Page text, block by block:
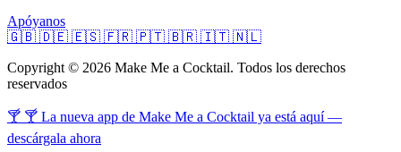
Apóyanos
🇬🇧 🇩🇪 🇪🇸 🇫🇷 🇵🇹 🇧🇷 🇮🇹 🇳🇱
Copyright © 2026 Make Me a Cocktail. Todos los derechos
reservados
🍸 🍸 La nueva app de Make Me a Cocktail ya está aquí —
descárgala ahora